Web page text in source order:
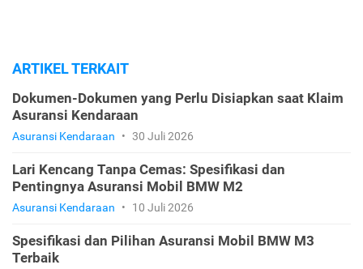
ARTIKEL TERKAIT
Dokumen-Dokumen yang Perlu Disiapkan saat Klaim
Asuransi Kendaraan
Asuransi Kendaraan • 30 Juli 2026
Lari Kencang Tanpa Cemas: Spesifikasi dan
Pentingnya Asuransi Mobil BMW M2
Asuransi Kendaraan • 10 Juli 2026
Spesifikasi dan Pilihan Asuransi Mobil BMW M3
Terbaik